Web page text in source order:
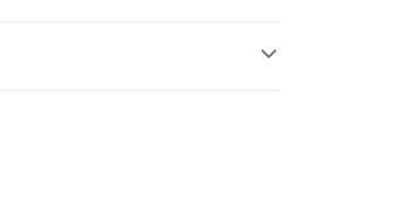
供個人資料，並將交易相關給付款項請